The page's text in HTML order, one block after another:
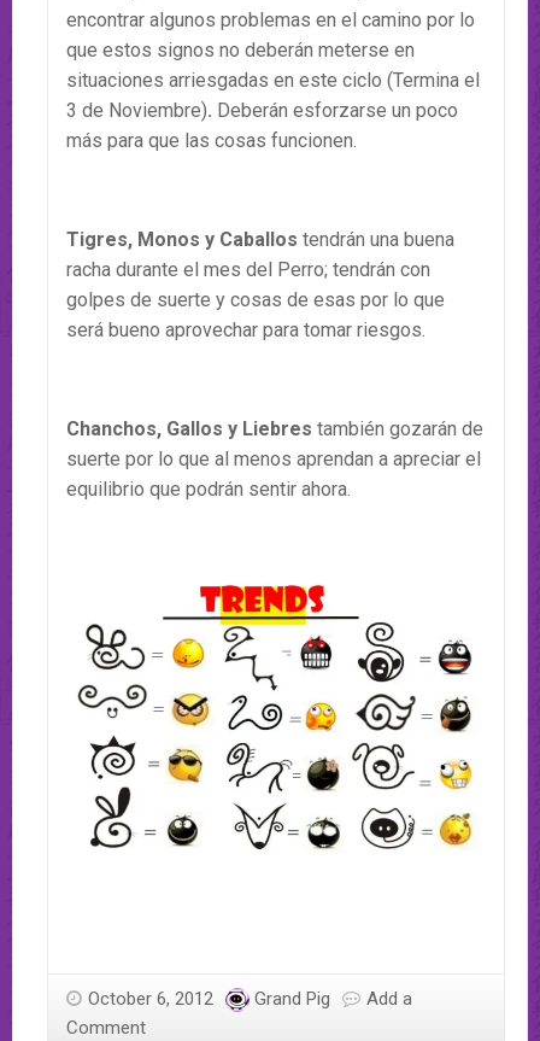
encontrar algunos problemas en el camino por lo
que estos signos no deberán meterse en
situaciones arriesgadas en este ciclo (Termina el
3 de Noviembre). Deberán esforzarse un poco
más para que las cosas funcionen.
Tigres, Monos y Caballos tendrán una buena
racha durante el mes del Perro; tendrán con
golpes de suerte y cosas de esas por lo que
será bueno aprovechar para tomar riesgos.
Chanchos, Gallos y Liebres también gozarán de
suerte por lo que al menos aprendan a apreciar el
equilibrio que podrán sentir ahora.
October 6, 2012 Grand Pig
Add a
Comment